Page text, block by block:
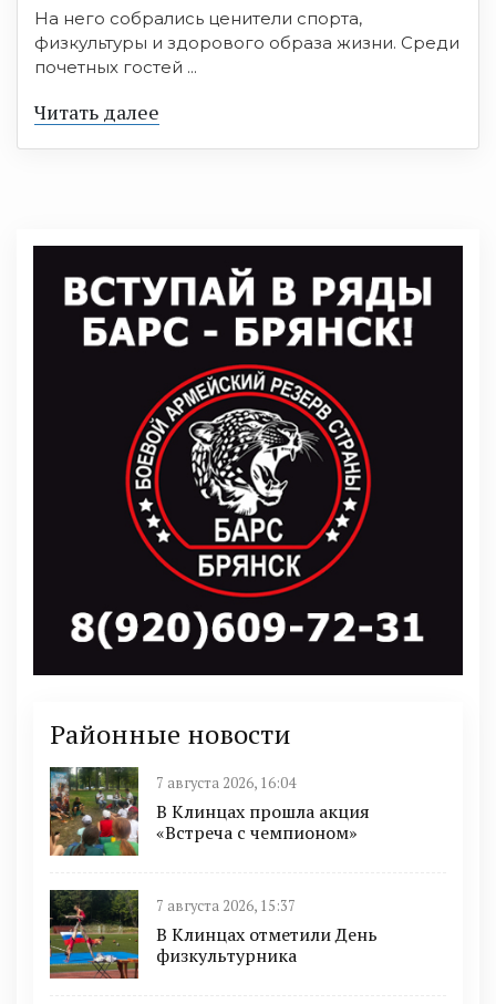
На него собрались ценители спорта,
физкультуры и здорового образа жизни. Среди
почетных гостей ...
Читать далее
Районные новости
7 августа 2026, 16:04
В Клинцах прошла акция
«Встреча с чемпионом»
7 августа 2026, 15:37
В Клинцах отметили День
физкультурника